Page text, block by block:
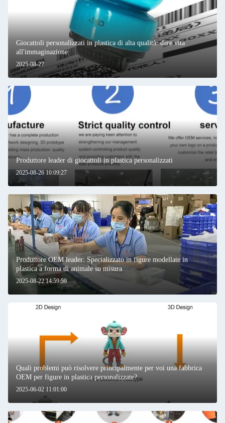
2025-08-27
Giocattoli personalizzati in plastica di alta qualità: dare vita
all'immaginazione
2025-08-26 10:09:27
Produttore leader di giocattoli in plastica personalizzati
2025-08-22 14:59:59
Produttore OEM leader: Specializzato in figure modellate in
plastica a forma di animale su misura
2025-06-02 11:01:00
Quali problemi può risolvere principalmente per voi una fabbrica
OEM per figure in plastica personalizzate?